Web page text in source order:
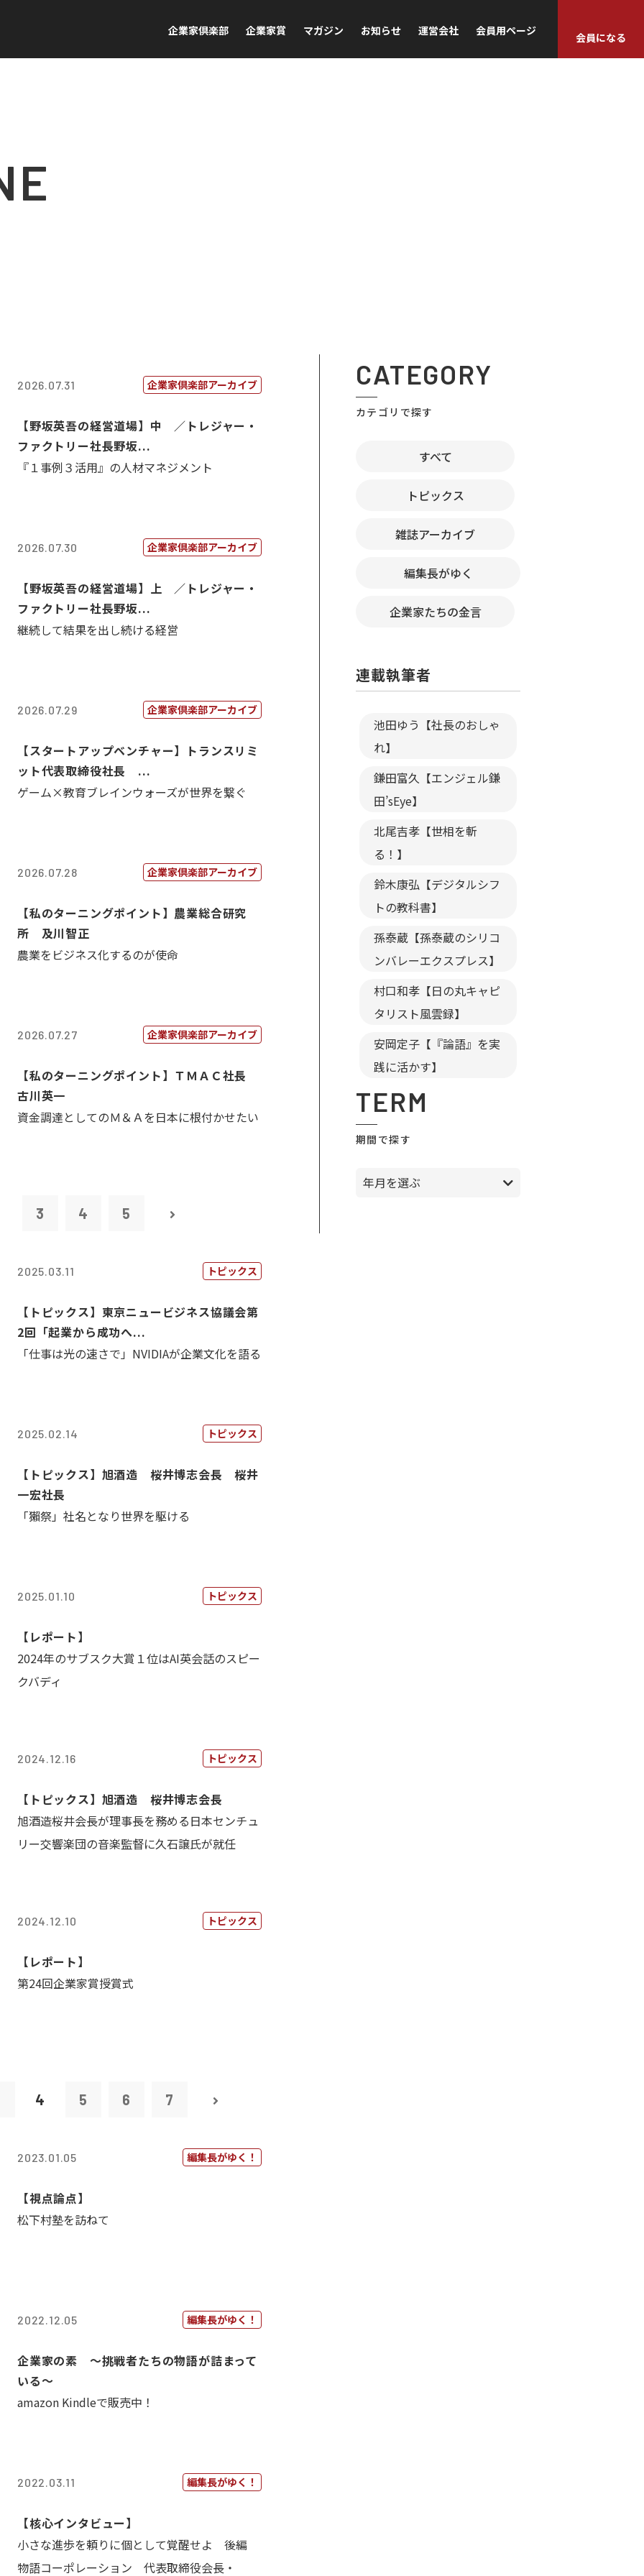
企業家倶楽部 企業家賞 マガジン お知らせ 運営会社 会員用ページ
会員になる
2026.07.31 企業家倶楽部アーカイブ
【野坂英吾の経営道場】中 ／トレジャー・
ファクトリー社長野坂...
『１事例３活用』の人材マネジメント
2026.07.30 企業家倶楽部アーカイブ
【野坂英吾の経営道場】上 ／トレジャー・
ファクトリー社長野坂...
継続して結果を出し続ける経営
2026.07.29 企業家倶楽部アーカイブ
【スタートアップベンチャー】トランスリミ
ット代表取締役社長 ...
ゲーム×教育ブレインウォーズが世界を繋ぐ
2026.07.28 企業家倶楽部アーカイブ
【私のターニングポイント】農業総合研究
所 及川智正
農業をビジネス化するのが使命
2026.07.27 企業家倶楽部アーカイブ
【私のターニングポイント】ＴＭＡＣ社長
古川英一
資金調達としてのＭ＆Ａを日本に根付かせたい
3 4 5
2025.03.11 トピックス
【トピックス】東京ニュービジネス協議会第
2回「起業から成功へ...
「仕事は光の速さで」NVIDIAが企業文化を語る
2025.02.14 トピックス
【トピックス】旭酒造 桜井博志会長 桜井
一宏社長
「獺祭」社名となり世界を駆ける
2025.01.10 トピックス
【レポート】
2024年のサブスク大賞１位はAI英会話のスピー
クバディ
2024.12.16 トピックス
【トピックス】旭酒造 桜井博志会長
旭酒造桜井会長が理事長を務める日本センチュ
リー交響楽団の音楽監督に久石譲氏が就任
2024.12.10 トピックス
【レポート】
第24回企業家賞授賞式
4 5 6 7
2023.01.05 編集長がゆく！
【視点論点】
松下村塾を訪ねて
2022.12.05 編集長がゆく！
企業家の素 〜挑戦者たちの物語が詰まって
いる〜
amazon Kindleで販売中！
2022.03.11 編集長がゆく！
【核心インタビュー】
小さな進歩を頼りに個として覚醒せよ 後編
物語コーポレーション 代表取締役会長・
CATEGORY
カテゴリで探す
すべて
トピックス
雑誌アーカイブ
編集長がゆく
企業家たちの金言
連載執筆者
池田ゆう【社長のおしゃ
れ】
鎌田富久【エンジェル鎌
田’sEye】
北尾吉孝【世相を斬
る！】
鈴木康弘【デジタルシフ
トの教科書】
孫泰蔵【孫泰蔵のシリコ
ンバレーエクスプレス】
村口和孝【日の丸キャピ
タリスト風雲録】
安岡定子【『論語』を実
践に活かす】
TERM
期間で探す
年月を選ぶ